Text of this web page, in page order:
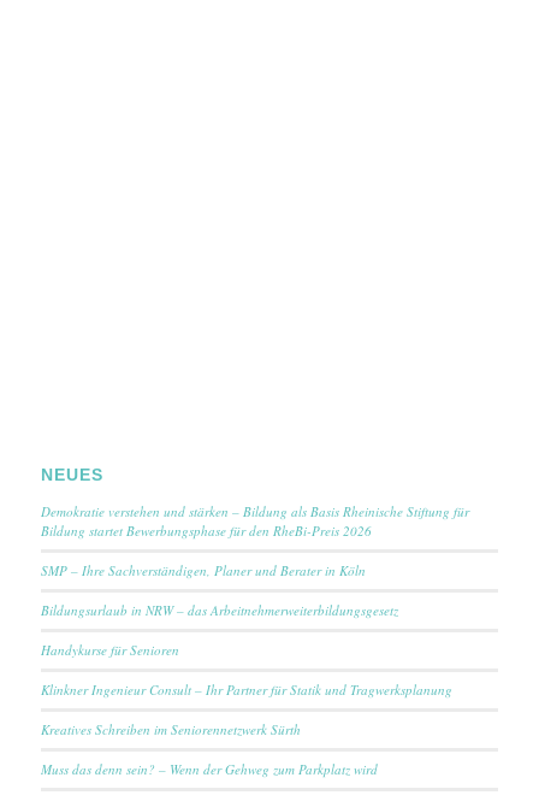
NEUES
Demokratie verstehen und stärken – Bildung als Basis Rheinische Stiftung für
Bildung startet Bewerbungsphase für den RheBi-Preis 2026
SMP – Ihre Sachverständigen, Planer und Berater in Köln
Bildungsurlaub in NRW – das Arbeitnehmerweiterbildungsgesetz
Handykurse für Senioren
Klinkner Ingenieur Consult – Ihr Partner für Statik und Tragwerksplanung
Kreatives Schreiben im Seniorennetzwerk Sürth
Muss das denn sein? – Wenn der Gehweg zum Parkplatz wird